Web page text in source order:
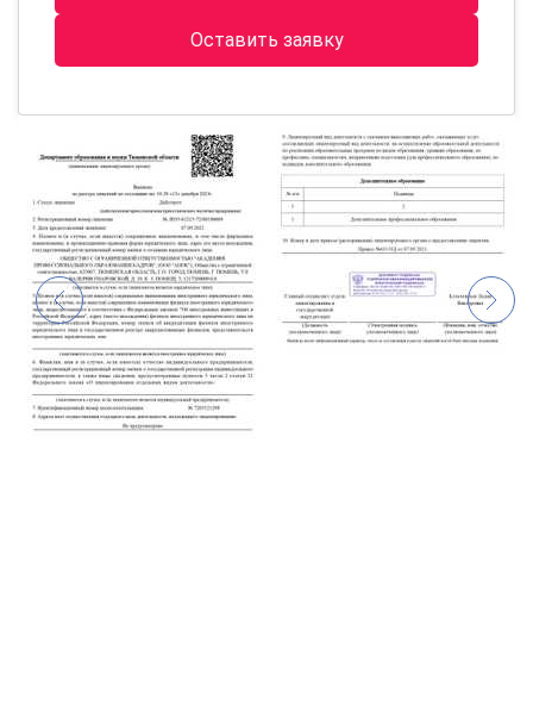
Оставить заявку